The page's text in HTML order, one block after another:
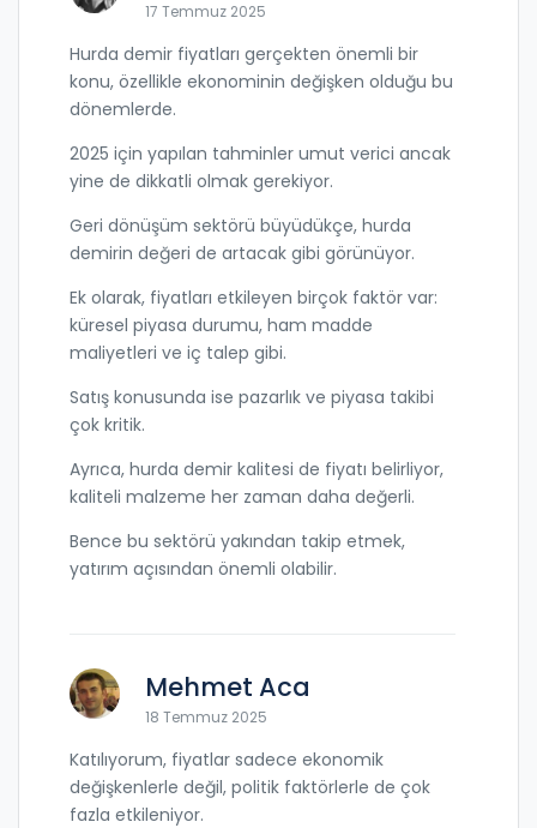
17 Temmuz 2025
Hurda demir fiyatları gerçekten önemli bir
konu, özellikle ekonominin değişken olduğu bu
dönemlerde.
2025 için yapılan tahminler umut verici ancak
yine de dikkatli olmak gerekiyor.
Geri dönüşüm sektörü büyüdükçe, hurda
demirin değeri de artacak gibi görünüyor.
Ek olarak, fiyatları etkileyen birçok faktör var:
küresel piyasa durumu, ham madde
maliyetleri ve iç talep gibi.
Satış konusunda ise pazarlık ve piyasa takibi
çok kritik.
Ayrıca, hurda demir kalitesi de fiyatı belirliyor,
kaliteli malzeme her zaman daha değerli.
Bence bu sektörü yakından takip etmek,
yatırım açısından önemli olabilir.
Mehmet Aca
18 Temmuz 2025
Katılıyorum, fiyatlar sadece ekonomik
değişkenlerle değil, politik faktörlerle de çok
fazla etkileniyor.